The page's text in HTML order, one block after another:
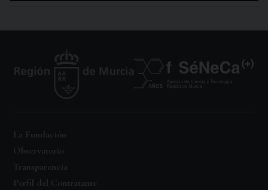
La Fundación
Observatorio
Transparencia
Perfil del Contratante